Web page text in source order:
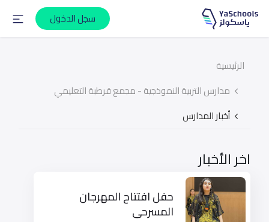
سجل الدخول
الرئيسية
مدارس التربية النموذجية - مجمع قرطبة التعليمي
أخبار المدارس
اخر الأخبار
حفل افتتاح المهرجان
المسرحي